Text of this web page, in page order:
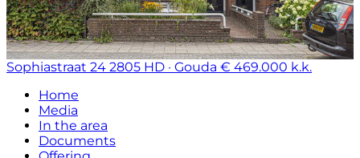
Sophiastraat 24 2805 HD · Gouda € 469.000 k.k.
Home
Media
In the area
Documents